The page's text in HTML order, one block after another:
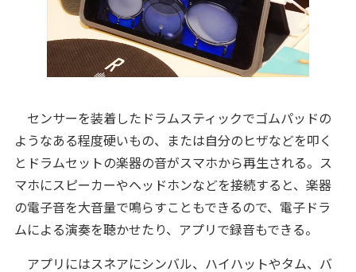
センサーを装着したドラムスティックでゴムパッドの
ようなある程度硬いもの、または自分のヒザなどを叩く
とドラムセットの楽器の音がスマホから再生される。ス
マホにスピーカーやヘッドホンなどを接続すると、楽器
の電子音を大音量で鳴らすこともできるので、電子ドラ
ムによる演奏を聴かせたり、アプリで録音もできる。
アプリにはスネアにシンバル、ハイハットやタム、バ